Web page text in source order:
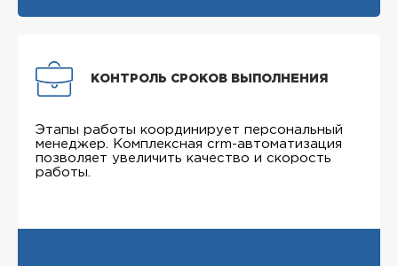
КОНТРОЛЬ СРОКОВ ВЫПОЛНЕНИЯ
Этапы работы координирует персональный
менеджер. Комплексная crm-автоматизация
позволяет увеличить качество и скорость
работы.